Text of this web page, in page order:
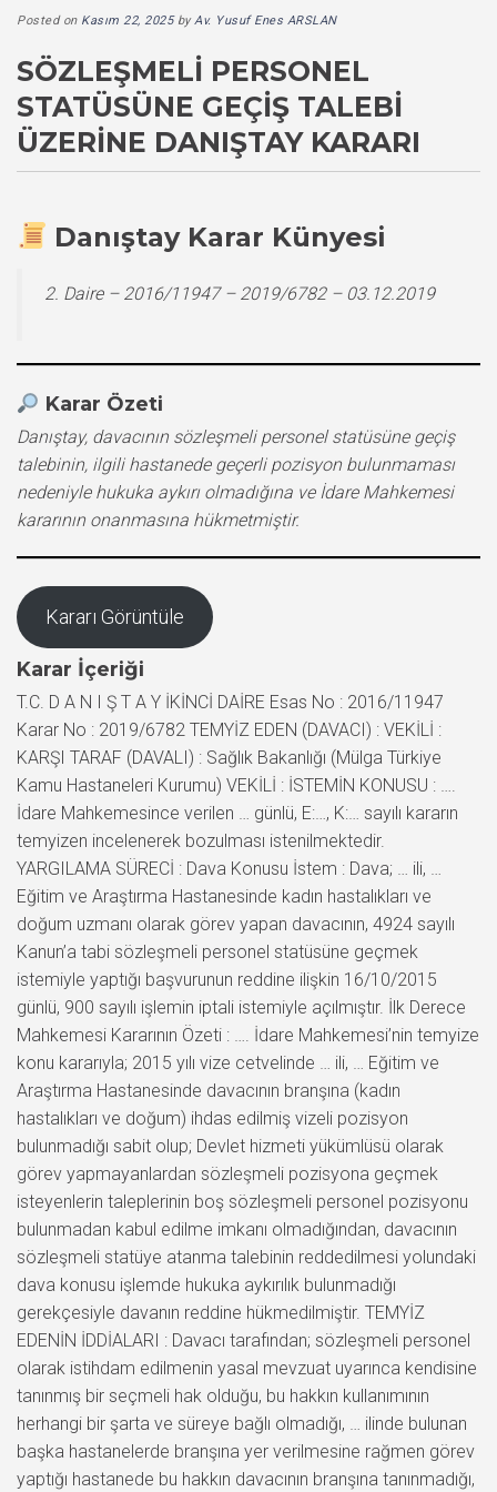
Posted on Kasım 22, 2025byAv. Yusuf Enes ARSLAN
SÖZLEŞMELI PERSONEL
STATÜSÜNE GEÇIŞ TALEBI
ÜZERINE DANIŞTAY KARARI
Danıştay Karar Künyesi
2. Daire – 2016/11947 – 2019/6782 – 03.12.2019
Karar Özeti
Danıştay, davacının sözleşmeli personel statüsüne geçiş
talebinin, ilgili hastanede geçerli pozisyon bulunmaması
nedeniyle hukuka aykırı olmadığına ve İdare Mahkemesi
kararının onanmasına hükmetmiştir.
Kararı Görüntüle
Karar İçeriği
T.C. D A N I Ş T A Y İKİNCİ DAİRE Esas No : 2016/11947
Karar No : 2019/6782 TEMYİZ EDEN (DAVACI) : VEKİLİ :
KARŞI TARAF (DAVALI) : Sağlık Bakanlığı (Mülga Türkiye
Kamu Hastaneleri Kurumu) VEKİLİ : İSTEMİN KONUSU : ….
İdare Mahkemesince verilen … günlü, E:…, K:… sayılı kararın
temyizen incelenerek bozulması istenilmektedir.
YARGILAMA SÜRECİ : Dava Konusu İstem : Dava; … ili, …
Eğitim ve Araştırma Hastanesinde kadın hastalıkları ve
doğum uzmanı olarak görev yapan davacının, 4924 sayılı
Kanun’a tabi sözleşmeli personel statüsüne geçmek
istemiyle yaptığı başvurunun reddine ilişkin 16/10/2015
günlü, 900 sayılı işlemin iptali istemiyle açılmıştır. İlk Derece
Mahkemesi Kararının Özeti : …. İdare Mahkemesi’nin temyize
konu kararıyla; 2015 yılı vize cetvelinde … ili, … Eğitim ve
Araştırma Hastanesinde davacının branşına (kadın
hastalıkları ve doğum) ihdas edilmiş vizeli pozisyon
bulunmadığı sabit olup; Devlet hizmeti yükümlüsü olarak
görev yapmayanlardan sözleşmeli pozisyona geçmek
isteyenlerin taleplerinin boş sözleşmeli personel pozisyonu
bulunmadan kabul edilme imkanı olmadığından, davacının
sözleşmeli statüye atanma talebinin reddedilmesi yolundaki
dava konusu işlemde hukuka aykırılık bulunmadığı
gerekçesiyle davanın reddine hükmedilmiştir. TEMYİZ
EDENİN İDDİALARI : Davacı tarafından; sözleşmeli personel
olarak istihdam edilmenin yasal mevzuat uyarınca kendisine
tanınmış bir seçmeli hak olduğu, bu hakkın kullanımının
herhangi bir şarta ve süreye bağlı olmadığı, … ilinde bulunan
başka hastanelerde branşına yer verilmesine rağmen görev
yaptığı hastanede bu hakkın davacının branşına tanınmadığı,